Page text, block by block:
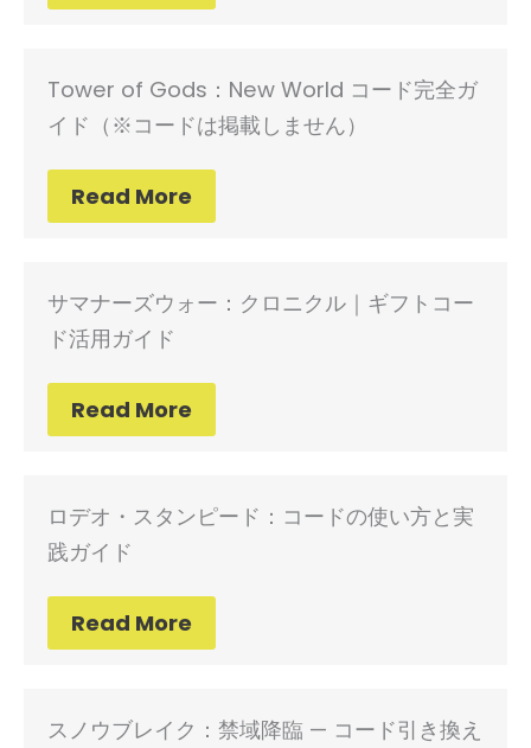
Tower of Gods：New World コード完全ガ
イド（※コードは掲載しません）
Read More
サマナーズウォー：クロニクル｜ギフトコー
ド活用ガイド
Read More
ロデオ・スタンピード：コードの使い方と実
践ガイド
Read More
スノウブレイク：禁域降臨 — コード引き換え